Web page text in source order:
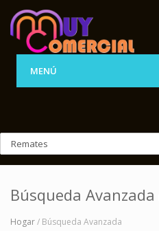
MENÚ
Búsqueda Avanzada
Hogar/ Búsqueda Avanzada